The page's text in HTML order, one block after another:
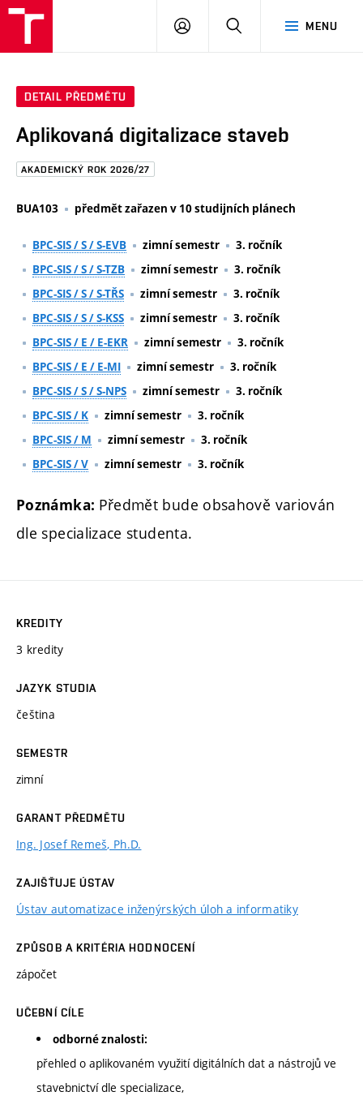
Brno
MENU
PŘIHLÁSIT
DETAIL PŘEDMĚTU
Aplikovaná digitalizace staveb
AKADEMICKÝ ROK 2026/27
BUA103 předmět zařazen v 10 studijních plánech
BPC-SIS / S / S-EVB zimní semestr
3. ročník
BPC-SIS / S / S-TZB
zimní semestr
3. ročník
BPC-SIS / S / S-TŘS
zimní semestr
3. ročník
BPC-SIS / S / S-KSS
zimní semestr
3. ročník
BPC-SIS / E / E-EKR
zimní semestr
3. ročník
BPC-SIS / E / E-MI
zimní semestr
3. ročník
BPC-SIS / S / S-NPS
zimní semestr
3. ročník
BPC-SIS / K
zimní semestr
3. ročník
BPC-SIS / M
zimní semestr
3. ročník
BPC-SIS / V
zimní semestr 3. ročník
Poznámka: Předmět bude obsahově variován
dle specializace studenta.
KREDITY
3 kredity
JAZYK STUDIA
čeština
SEMESTR
zimní
GARANT PŘEDMĚTU
Ing. Josef Remeš, Ph.D.
ZAJIŠŤUJE ÚSTAV
Ústav automatizace inženýrských úloh a informatiky
ZPŮSOB A KRITÉRIA HODNOCENÍ
zápočet
UČEBNÍ CÍLE
odborné znalosti:
přehled o aplikovaném využití digitálních dat a nástrojů ve
stavebnictví dle specializace,